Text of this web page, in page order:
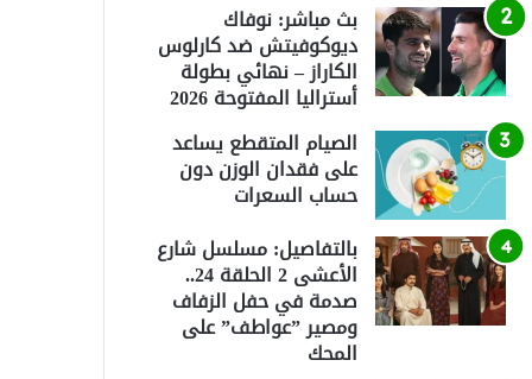
بث مباشر: نوفاك
ديوكوفيتش ضد كارلوس
الكاراز – نهائي بطولة
أستراليا المفتوحة 2026
الصيام المتقطع يساعد
على فقدان الوزن دون
حساب السعرات
بالتفاصيل: مسلسل شارع
الأعشى 2 الحلقة 24..
صدمة في حفل الزفاف
ومصير ”عواطف” على
المحك